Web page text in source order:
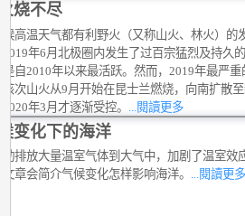
烧不尽
候高温天气都有利野火（又称山火、林火）的
年6月北极圈内发生了过百宗猛烈及持久
自2010年以来最活跃。然而，2019年最严
次山火从9月开始在昆士兰燃烧，向南扩散
年3月才逐渐受控。 ...閱讀更多
变化下的海洋
排放大量温室气体到大气中，加剧了温室效
章会简介气候变化怎样影响海洋。 ...閱讀更多